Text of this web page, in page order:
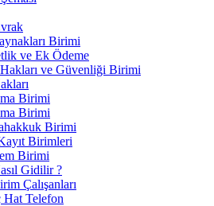
Birimi
ve Ek Ödeme
Hakları ve Güvenliği Birimi
Birimi
Birimi
Birimi
Birimleri
Birimi
Gidilir ?
Çalışanları
Hat Telefon